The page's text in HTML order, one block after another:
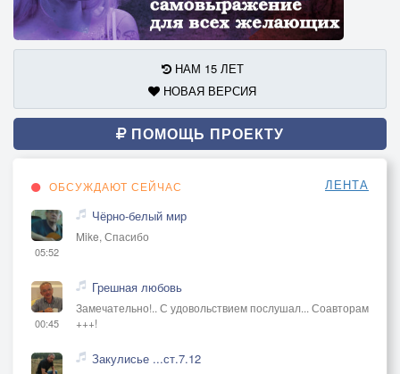
НАМ 15 ЛЕТ
НОВАЯ ВЕРСИЯ
ПОМОЩЬ ПРОЕКТУ
ОБСУЖДАЮТ СЕЙЧАС ЛЕНТА
05:52
Чёрно-белый мир
Mike, Спасибо
00:45
Грешная любовь
Замечательно!.. С удовольствием послушал... Соавторам
+++!
Закулисье ...ст.7.12